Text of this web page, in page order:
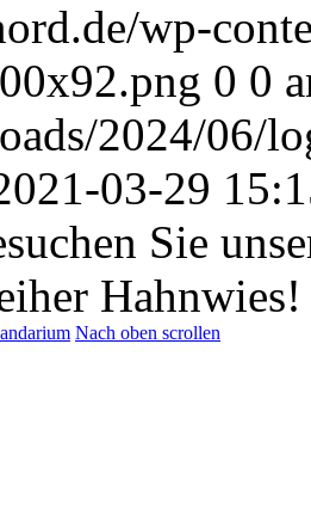
wp-
0 0
2024/06/
03-29
Sie
Hahnwies!
Nach oben scrollen